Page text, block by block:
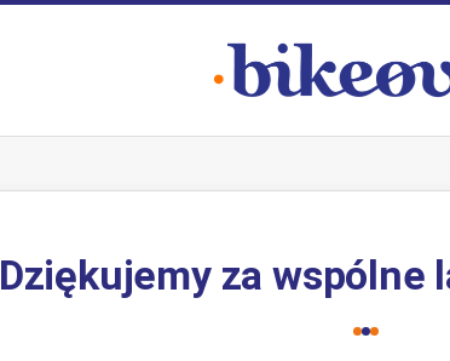
Dziękujemy za wspólne